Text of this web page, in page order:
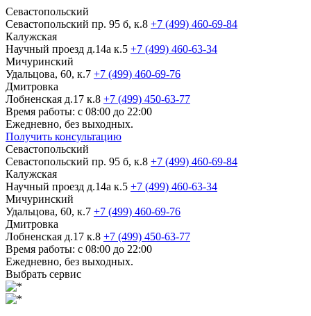
Севастопольский
Севастопольский пр. 95 б, к.8 +7 (499) 460-69-84
Калужская
Научный проезд д.14а к.5 +7 (499) 460-63-34
Мичуринский
Удальцова, 60, к.7 +7 (499) 460-69-76
Дмитровка
Лобненская д.17 к.8 +7 (499) 450-63-77
Время работы: с 08:00 до 22:00
Ежедневно, без выходных.
Получить консультацию
Севастопольский
Севастопольский пр. 95 б, к.8 +7 (499) 460-69-84
Калужская
Научный проезд д.14а к.5 +7 (499) 460-63-34
Мичуринский
Удальцова, 60, к.7 +7 (499) 460-69-76
Дмитровка
Лобненская д.17 к.8 +7 (499) 450-63-77
Время работы: с 08:00 до 22:00
Ежедневно, без выходных.
Выбрать сервис